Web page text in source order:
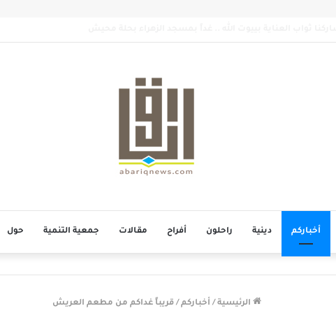
أخباركم دينية راحلون أفراح مقالات جمعية التنمية حول
الرئيسية / أخباركم / قريباً غداكم من مطعم العريش